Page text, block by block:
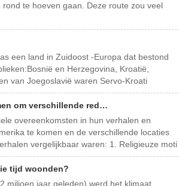
te hoeven gaan. Deze route zou veel
een land in Zuidoost -Europa dat bestond
en Herzegovina, Kroatië,
van Joegoslavië waren Servo-Kroati
om verschillende red…
overeenkomsten in hun verhalen en
te komen en de verschillende locaties
vergelijkbaar waren: 1. Religieuze moti
tijd woonden?
miljoen jaar geleden) werd het klimaat